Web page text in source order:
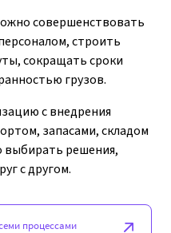
совершенствовать
строить
сокращать сроки
грузов.
с внедрения
запасами, складом
выбирать решения,
с другом.
процессами